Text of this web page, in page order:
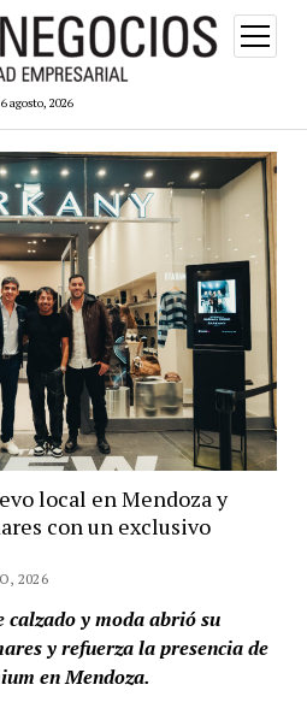
6 agosto, 2026
abrir
menú
local en Mendoza y
con un exclusivo
2026
calzado y moda abrió su
y refuerza la presencia de
en Mendoza.